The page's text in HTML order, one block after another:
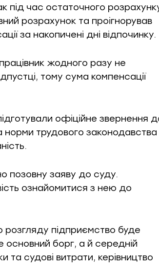
під час остаточного
розрахунок та проігнорував
за накопичені дні відпочинку.
жодного разу не
тому сума компенсації
офіційне звернення
трудового законодавства
позовну заяву до суду.
ознайомитися з нею до
розгляду підприємство буде
основний борг, а й середній
та судові витрати, керівництво